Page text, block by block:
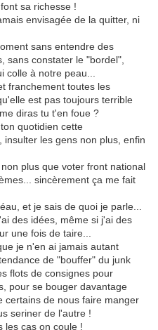
sa richesse !
envisagée de la quitter, ni
sans entendre des
sans constater le "bordel",
colle à notre peau...
franchement toutes les
est pas toujours terrible
diras tu t'en foue ?
quotidien cette
les gens non plus, enfin
plus que voter front national
sincèrement ça me fait
et je sais de quoi je parle...
des idées, même si j'ai des
une fois de taire...
je n'en ai jamais autant
de "bouffer" du junk
flots de consignes pour
pour se bouger davantage
certains de nous faire manger
seriner de l'autre !
les cas on coule !